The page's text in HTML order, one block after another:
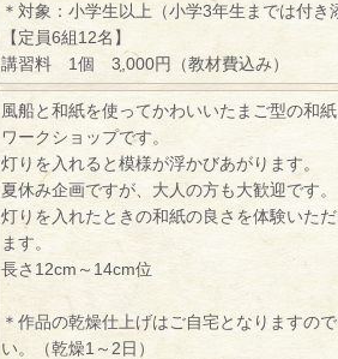
＊対象：小学生以上（小学3年生までは付き
【定員6組12名】
講習料 1個 3,000円（教材費込み）
風船と和紙を使ってかわいいたまご型の和
ワークショップです。
灯りを入れると模様が浮かびあがります。
夏休み企画ですが、大人の方も大歓迎です。
灯りを入れたときの和紙の良さを体験いた
ます。
長さ12cm～14cm位
＊作品の乾燥仕上げはご自宅となりますの
い。（乾燥1～2日）